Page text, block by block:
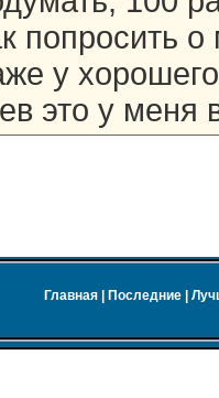
попросить
у
это у меня
Главная Последние